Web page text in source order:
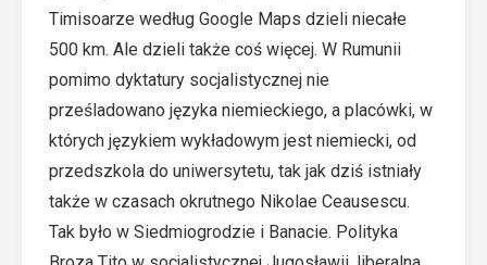
Timisoarze według Google Maps dzieli niecałe
500 km. Ale dzieli także coś więcej. W Rumunii
pomimo dyktatury socjalistycznej nie
prześladowano języka niemieckiego, a placówki, w
których językiem wykładowym jest niemiecki, od
przedszkola do uniwersytetu, tak jak dziś istniały
także w czasach okrutnego Nikolae Ceausescu.
Tak było w Siedmiogrodzie i Banacie. Polityka